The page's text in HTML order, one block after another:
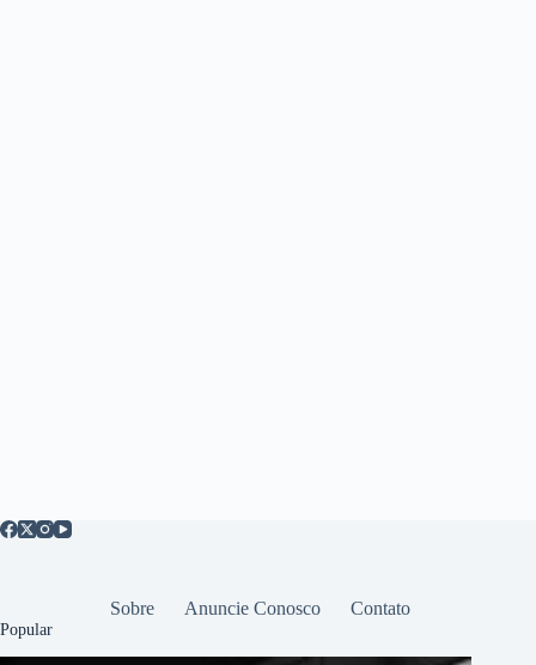
Sobre Anuncie Conosco Contato
Popular